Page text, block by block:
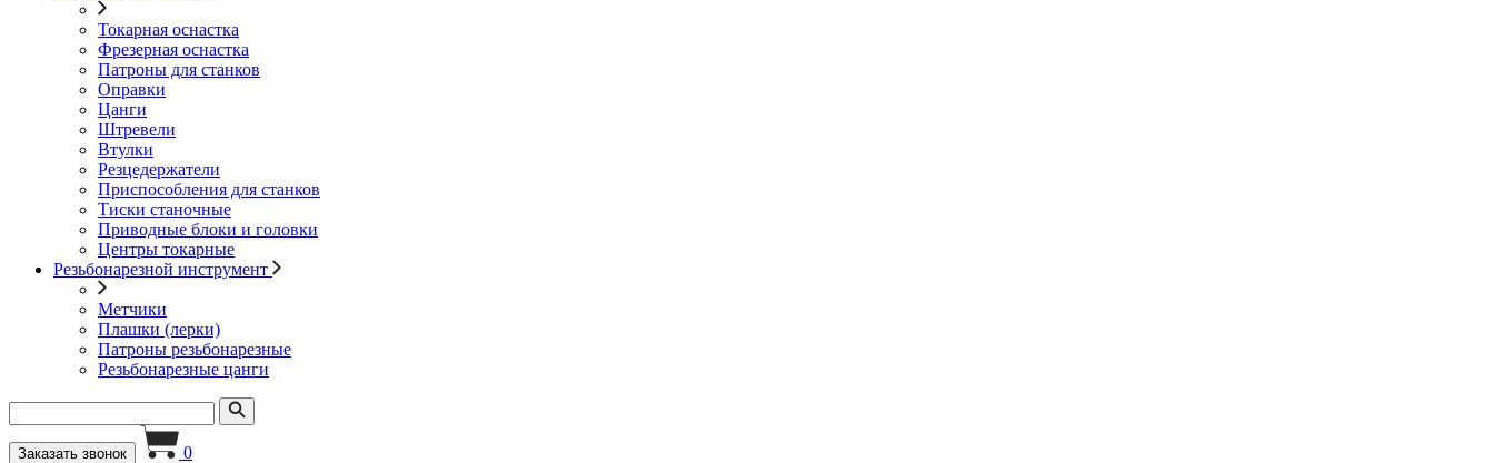
Токарная оснастка
Фрезерная оснастка
Патроны для станков
Оправки
Цанги
Штревели
Втулки
Резцедержатели
Приспособления для станков
Тиски станочные
Приводные блоки и головки
Центры токарные
Резьбонарезной инструмент
Метчики
Плашки (лерки)
Патроны резьбонарезные
Резьбонарезные цанги
Заказать звонок 0